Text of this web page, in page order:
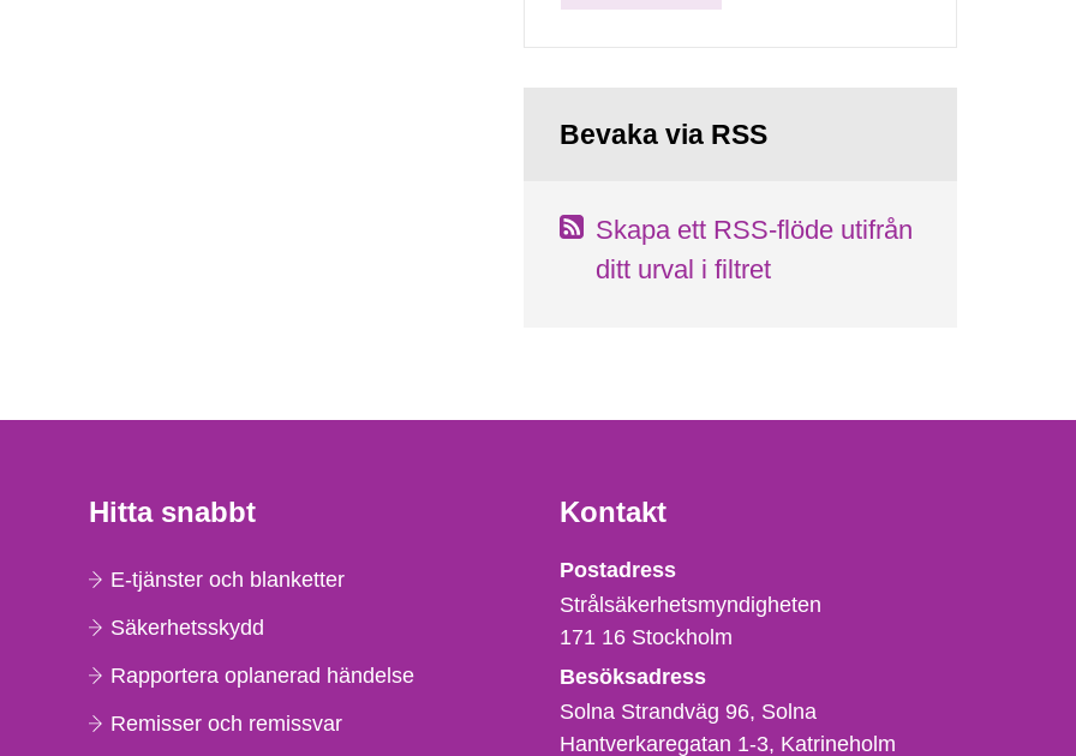
Bevaka via RSS
Skapa ett RSS-flöde utifrån
ditt urval i filtret
Hitta snabbt
E-tjänster och blanketter
Säkerhetsskydd
Rapportera oplanerad händelse
Remisser och remissvar
Kontakt
Strålsäkerhetsmyndigheten
Postadress
Strålsäkerhetsmyndigheten
171 16 Stockholm
Besöksadress
Solna Strandväg 96, Solna
Hantverkaregatan 1-3 Katrineholm